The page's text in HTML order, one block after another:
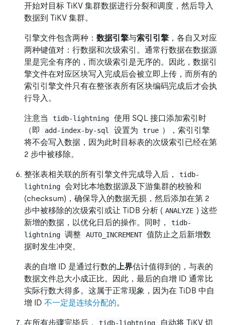
开始对目标 TiKV 集群数据进行分裂和调度，然后导入
数据到 TiKV 集群。
引擎文件包含两种： 数据引擎与索引引擎 ，各自又对应
两种键值对：行数据和次级索引。通常行数据在数据源
里是完全有序的，而次级索引是无序的。因此，数据引
擎文件在对应区块写入完成后会被立即上传，而所有的
索引引擎文件只有在整张表所有区块编码完成后才会执
行导入。
注意当 tidb-lightning
使用 SQL 接口添加索引时
（即
add-index-by-sql 设置为 true ），索引引擎
将不会写入数据，因为此时目标表的次级索引已经在第
2 步中被移除。
整张表相关联的所有引擎文件完成导入后，
tidb-
lightning 会对比本地数据源及下游集群的校验和
(checksum)，确保导入的数据无损，然后添加在第 2
步中被移除的次级索引或让 TiDB 分析 ( ANALYZE ) 这些
新增的数据，以优化日后的操作。同时，
tidb-
lightning 调整 AUTO_INCREMENT 值防止之后新增数
据时发生冲突。
表的自增 ID 是通过行数的上界估计值得到的，与表的
数据文件总大小成正比。因此，最后的自增 ID 通常比
实际行数大得多。这属于正常现象，因为在 TiDB 中自
增 ID 不一定是连续分配的。
在所有步骤完毕后， tidb-lightning 自动将 TiKV 切